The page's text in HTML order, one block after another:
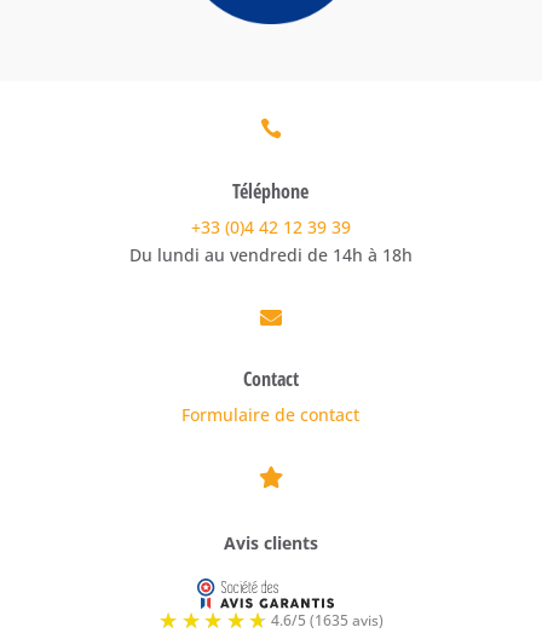

Téléphone
+33 (0)4 42 12 39 39
Du lundi au vendredi de 14h à 18h

Contact
Formulaire de contact

Avis clients